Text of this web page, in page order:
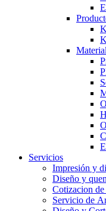
Servicios
Impresión y
Diseño y
Cotizacion
Servicio de